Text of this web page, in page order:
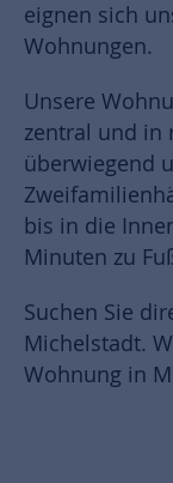
eignen sich
Wohnungen.
Unsere
zentral und in
überwiegend
bis in die
Minuten zu
Suchen Sie
Michelstadt.
Wohnung in